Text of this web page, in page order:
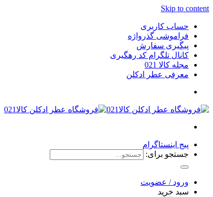
Skip to content
حساب کاربری
فراموشی گذرواژه
پیگیری سفارش
کانال تلگرام کد رهگیری
مجله کالا 021
معرفی عطر ادکلن
پیج اینستاگرام
جستجو برای:
ورود / عضویت
سبد خرید